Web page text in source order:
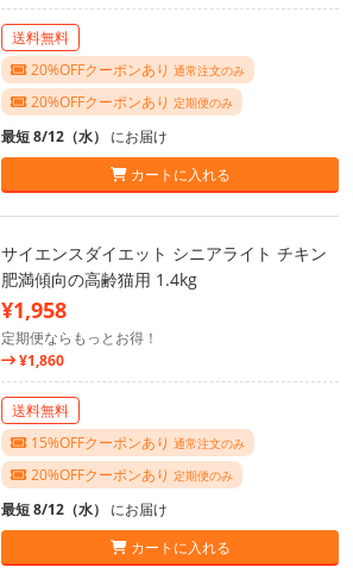
送料無料
20%OFFクーポンあり 通常注文のみ
20%OFFクーポンあり 定期便のみ
最短 8/12（水） にお届け
カートに入れる
サイエンスダイエット シニアライト チキン
肥満傾向の高齢猫用 1.4kg
¥1,958
定期便ならもっとお得！
¥1,860
送料無料
15%OFFクーポンあり 通常注文のみ
20%OFFクーポンあり 定期便のみ
最短 8/12（水） にお届け
カートに入れる